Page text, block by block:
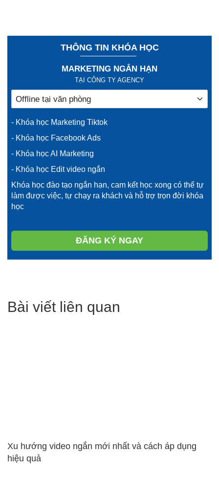
THÔNG TIN KHÓA HỌC
MARKETING NGẮN HẠN
TẠI CÔNG TY AGENCY
- Khóa học Marketing Tiktok
- Khóa học Facebook Ads
- Khóa học AI Marketing
- Khóa học Edit video ngắn
Khóa học đào tạo ngắn hạn, cam kết học xong có thể tự
làm được việc, tự chạy ra khách và hỗ trợ trọn đời khóa
học
ĐĂNG KÝ NGAY
Bài viết liên quan
Xu hướng video ngắn mới nhất và cách áp dụng
hiệu quả